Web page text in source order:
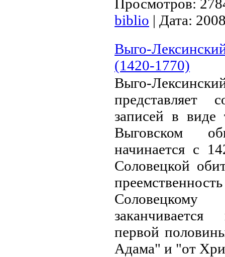
Просмотров:
biblio | Дата:
Выго-
(1420-1770)
Выго-
представляет
записей в
Выговском
начинается с
Соловецкой
первой
Адама" и "от